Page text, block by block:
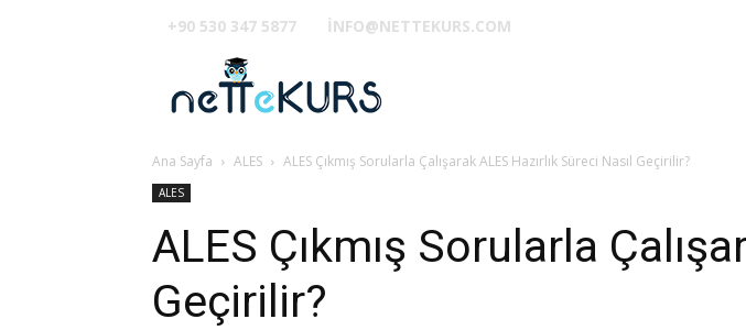
+90 530 347 5877 INFO@NETTEKURS.COM
Ana Sayfa ALES ALES Çıkmış Sorularla Çalışarak ALES Hazırlık Süreci Nasıl Geçirilir?
ALES
ALES Çıkmış Sorularla
Geçirilir?